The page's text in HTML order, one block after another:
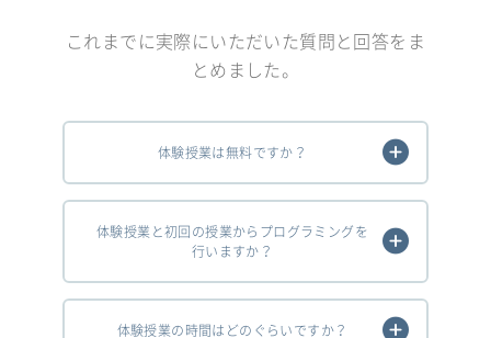
これまでに実際にいただいた質問と回答をま
とめました。
体験授業は無料ですか？
体験授業と初回の授業からプログラミングを
行いますか？
体験授業の時間はどのぐらいですか？